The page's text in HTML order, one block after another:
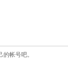
帐号吧。